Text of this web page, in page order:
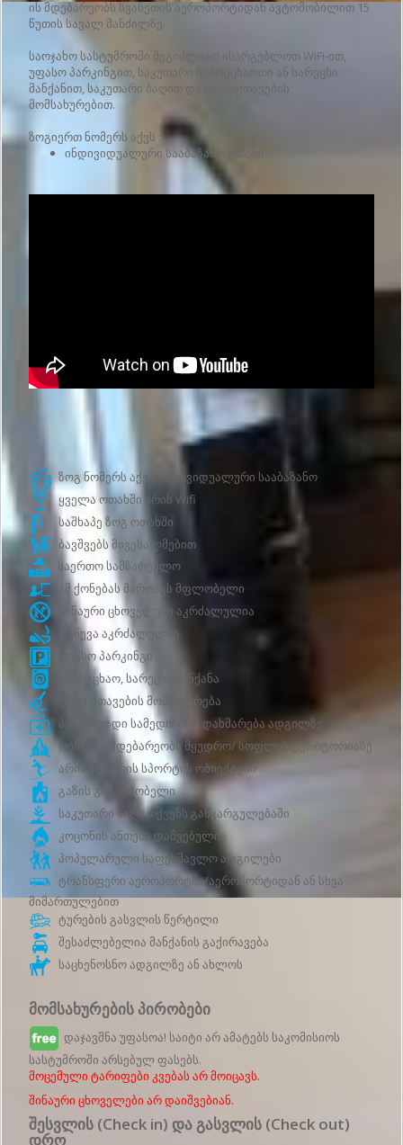
ის მდებარეობს სვანეთის აეროპორტიდან ავტომობილით 15
წუთის სავალ მანძილზე.
საოჯახო სასტუმროში შეგიძლიათ ისარგებლოთ WiFi-ით,
უფასო პარკინგით, საკუთარი სამრეცხაოთი ან სარეცხი
მანქანით, საკუთარი ბაღით და დასუფთავების
მომსახურებით.
ზოგიერთ ნომერს აქვს :
ინდივიდუალური სააბაზანო ოთახი
Საოჯახო სასტუმროს
მომსახურებები
ზოგ ნომერს აქვს ინდივიდუალური სააბაზანო
ყველა ოთახში არის Wifi
საშხაპე ზოგ ოთახში
ბავშვებს მივესალმებით
საერთო სამზარეულო
ამ ქონებას მართავს მფლობელი
შინაური ცხოველები აკრძალულია
მოწევა აკრძალულია
უფასო პარკინგი
სამრეცხაო, სარეცხი მანქანა
დასუფთავების მომსახურება
პირველადი სამედიცინო დახმარება ადგილზე
ობიექტი მდებარეობს მყუდრო/ სოფლის ტერიტორიაზე
არის ზამთრის სპორტის ობიექტები
გაზის გამათბობელი
საკუთარი ბაღი თქვენს განკარგულებაში
კოცონის ანთება დაშვებულია
პოპულარული საფეხმავლო ადგილები
ტრანსფერი აეროპორტში/აეროპორტიდან ან სხვა
მიმართულებით
ტურების გასვლის წერტილი
შესაძლებელია მანქანის გაქირავება
საცხენოსნო ადგილზე ან ახლოს
მომსახურების პირობები
დაჯავშნა უფასოა! საიტი არ ამატებს საკომისიოს
სასტუმროში არსებულ ფასებს.
მოცემული ტარიფები კვებას არ მოიცავს.
შინაური ცხოველები არ დაიშვებიან.
შესვლის (Check in) და გასვლის (Check out)
დრო